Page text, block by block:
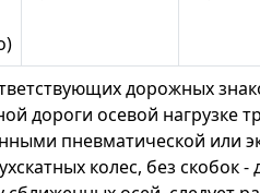
дорожных
дороги осевой нагрузке
пневматической или
колес, без скобок -